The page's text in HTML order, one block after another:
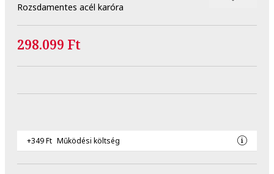
Rozsdamentes acél karóra
298.099 Ft
+349 Ft Működési költség